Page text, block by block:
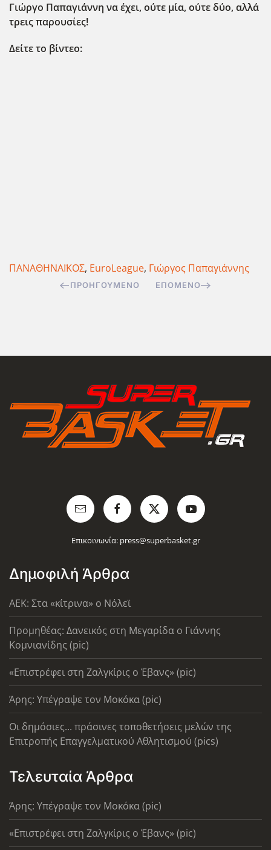
Γιώργο Παπαγιάννη να έχει, ούτε μία, ούτε δύο, αλλά
τρεις παρουσίες!
Δείτε το βίντεο:
ΠΑΝΑΘΗΝΑΪΚΟΣ, EuroLeague, Γιώργος Παπαγιάννης
ΠΡΟΗΓΟΎΜΕΝΟ ΕΠΌΜΕΝΟ
Επικοινωνία: press@superbasket.gr
Δημοφιλή Άρθρα
AEK: Στα «κίτρινα» ο Νόλεϊ
Προμηθέας: Δανεικός στη Μεγαρίδα ο Γιάννης
Κομνιανίδης (pic)
«Επιστρέφει στη Ζαλγκίρις ο Έβανς» (pic)
Άρης: Υπέγραψε τον Μοκόκα (pic)
Οι δημόσιες... πράσινες τοποθετήσεις μελών της
Επιτροπής Επαγγελματικού Αθλητισμού (pics)
Τελευταία Άρθρα
Άρης: Υπέγραψε τον Μοκόκα (pic)
«Επιστρέφει στη Ζαλγκίρις ο Έβανς» (pic)